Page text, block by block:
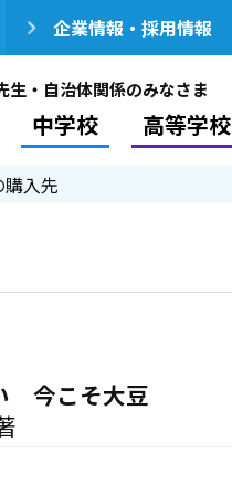
企業情報・採用情報
生・自治体関係のみなさま
中学校 高等学校
購入先
今こそ大豆